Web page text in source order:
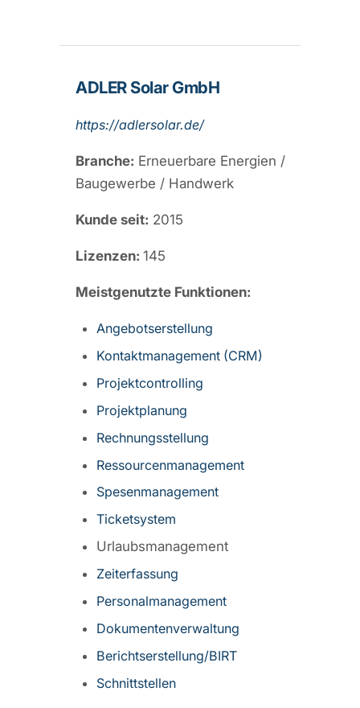
ADLER Solar GmbH
https://adlersolar.de/
Branche: Erneuerbare Energien /
Baugewerbe / Handwerk
Kunde seit: 2015
Lizenzen: 145
Meistgenutzte Funktionen:
Angebotserstellung
Kontaktmanagement (CRM)
Projektcontrolling
Projektplanung
Rechnungsstellung
Ressourcenmanagement
Spesenmanagement
Ticketsystem
Urlaubsmanagement
Zeiterfassung
Personalmanagement
Dokumentenverwaltung
Berichtserstellung/BIRT
Schnittstellen